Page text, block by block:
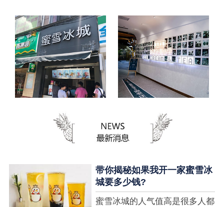
带你揭秘如果我开一家蜜雪冰
城要多少钱?
蜜雪冰城的人气值高是很多人都